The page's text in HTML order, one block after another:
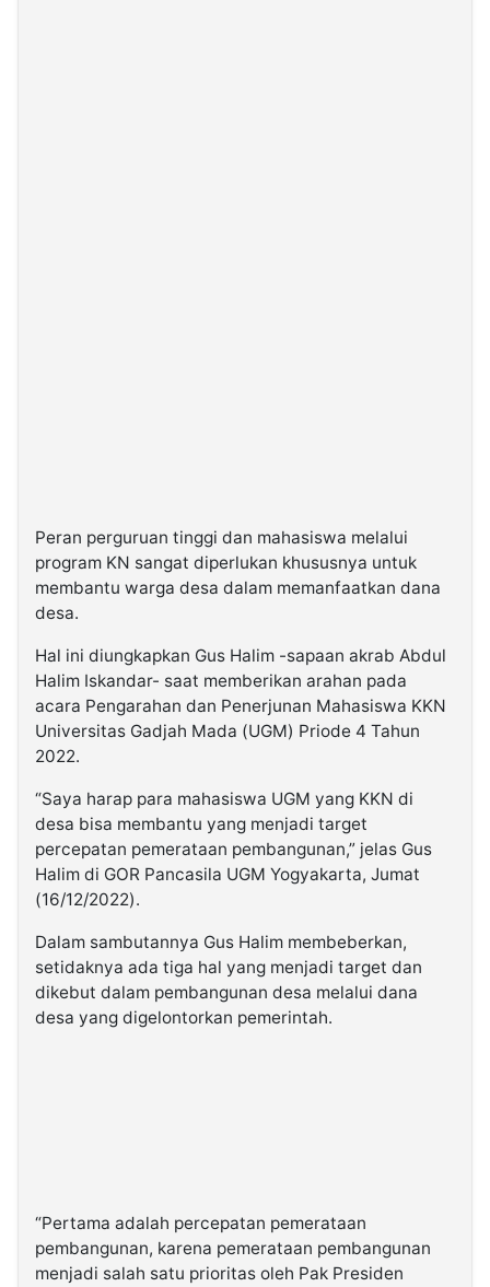
Peran perguruan tinggi dan mahasiswa melalui
program KN sangat diperlukan khususnya untuk
membantu warga desa dalam memanfaatkan dana
desa.
Hal ini diungkapkan Gus Halim -sapaan akrab Abdul
Halim Iskandar- saat memberikan arahan pada
acara Pengarahan dan Penerjunan Mahasiswa KKN
Universitas Gadjah Mada (UGM) Priode 4 Tahun
2022.
“Saya harap para mahasiswa UGM yang KKN di
desa bisa membantu yang menjadi target
percepatan pemerataan pembangunan,” jelas Gus
Halim di GOR Pancasila UGM Yogyakarta, Jumat
(16/12/2022).
Dalam sambutannya Gus Halim membeberkan,
setidaknya ada tiga hal yang menjadi target dan
dikebut dalam pembangunan desa melalui dana
desa yang digelontorkan pemerintah.
“Pertama adalah percepatan pemerataan
pembangunan, karena pemerataan pembangunan
menjadi salah satu prioritas oleh Pak Presiden